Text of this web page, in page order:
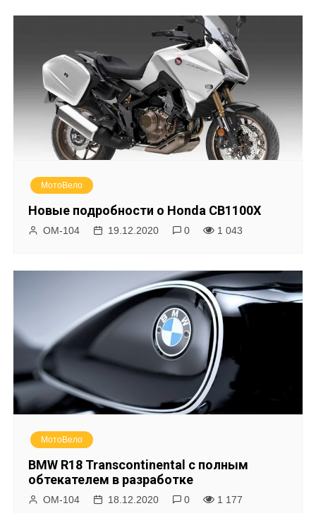
МотоВело
Новые подробности о Honda CB1100X
ОМ-104 19.12.2020 0 1 043
МотоВело
BMW R18 Transcontinental с полным
обтекателем в разработке
ОМ-104 18.12.2020 0 1 177